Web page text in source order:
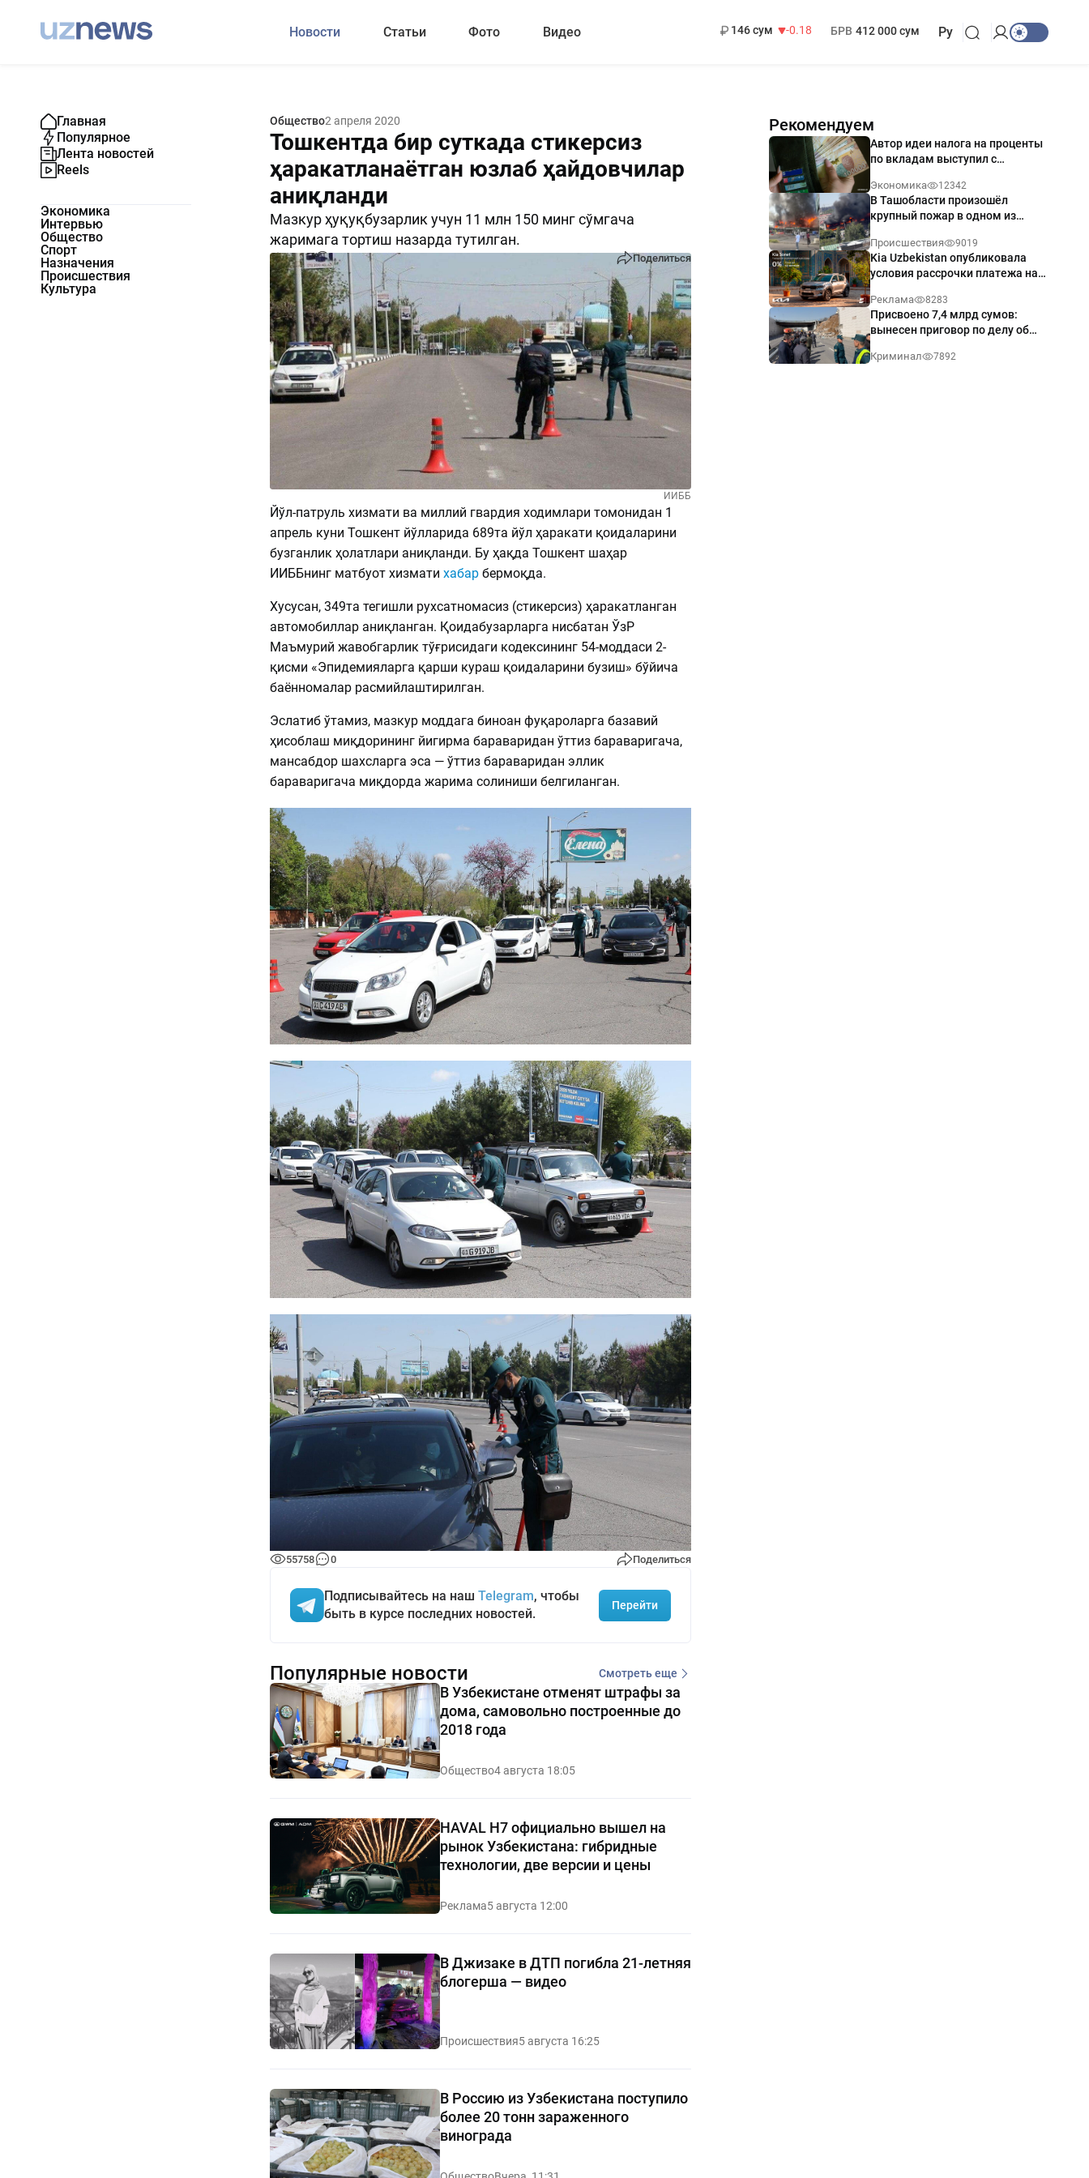
Новости Статьи Фото Видео
146 сум
-0.18
БРВ 412 000 сум Ру
Главная
Популярное
Лента новостей
Reels
Экономика
Интервью
Общество
Спорт
Назначения
Происшествия
Культура
Общество2 апреля 2020
Тошкентда бир суткада стикерсиз
ҳаракатланаётган юзлаб ҳайдовчилар
аниқланди
Мазкур ҳуқуқбузарлик учун 11 млн 150 минг сўмгача
жаримага тортиш назарда тутилган.
55758 0 Поделиться
ИИББ
Йўл-патруль хизмати ва миллий гвардия ходимлари томонидан 1
апрель куни Тошкент йўлларида 689та йўл ҳаракати қоидаларини
бузганлик ҳолатлари аниқланди. Бу ҳақда Тошкент шаҳар
ИИББнинг матбуот хизмати хабарбермоқда.
Хусусан, 349та тегишли рухсатномасиз (стикерсиз) ҳаракатланган
автомобиллар аниқланган. Қоидабузарларга нисбатан ЎзР
Маъмурий жавобгарлик тўғрисидаги кодексининг 54-моддаси 2-
қисми «Эпидемияларга қарши кураш қоидаларини бузиш» бўйича
баённомалар расмийлаштирилган.
Эслатиб ўтамиз, мазкур моддага биноан фуқароларга базавий
ҳисоблаш миқдорининг йигирма бараваридан ўттиз бараваригача,
мансабдор шахсларга эса — ўттиз бараваридан эллик
бараваригача миқдорда жарима солиниши белгиланган.
55758 0 Поделиться
Подписывайтесь на наш Telegram, чтобы
быть в курсе последних новостей.
Перейти
Рекомендуем
Автор идеи налога на проценты
по вкладам выступил с
Экономика 12342
В Ташобласти произошёл
крупный пожар в одном из
Происшествия 9019
Kia Uzbekistan опубликовала
условия рассрочки платежа на
годовых
Реклама 8283
Присвоено 7,4 млрд сумов:
вынесен приговор по делу об
Ташкенте
Криминал 7892
Популярные новости Смотреть еще
В Узбекистане отменят штрафы за
дома, самовольно построенные до
2018 года
Общество4 августа 18:05
HAVAL H7 официально вышел на
рынок Узбекистана: гибридные
технологии, две версии и цены
Реклама5 августа 12:00
В Джизаке в ДТП погибла 21-летняя
блогерша — видео
Происшествия5 августа 16:25
В Россию из Узбекистана поступило
более 20 тонн зараженного
винограда